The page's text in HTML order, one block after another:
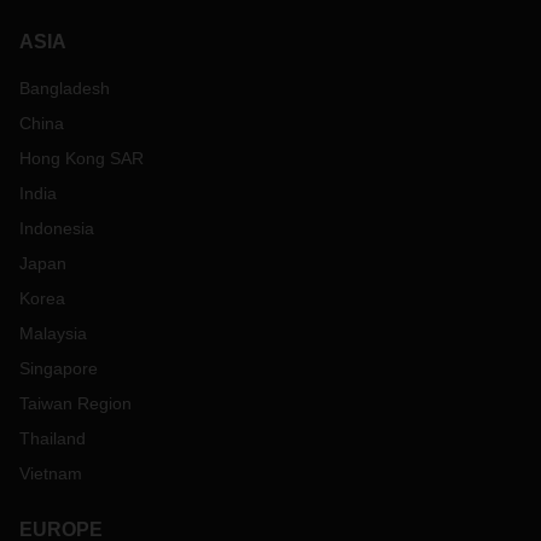
ASIA
Bangladesh
China
Hong Kong SAR
India
Indonesia
Japan
Korea
Malaysia
Singapore
Taiwan Region
Thailand
Vietnam
EUROPE